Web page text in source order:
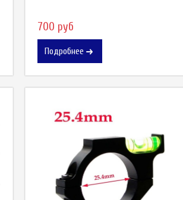
700 руб
Подробнее